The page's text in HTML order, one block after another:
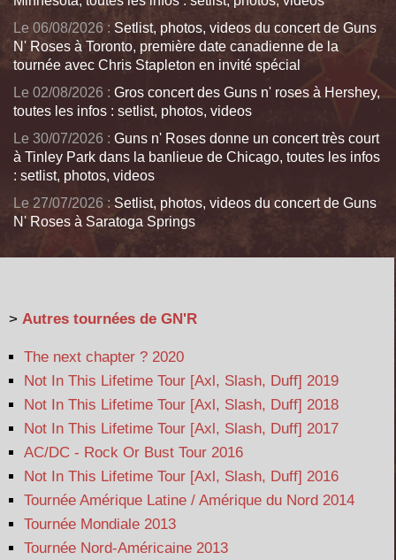
Le 06/08/2026 : Setlist, photos, videos du concert de Guns
N' Roses à Toronto, première date canadienne de la
tournée avec Chris Stapleton en invité spécial
Le 02/08/2026 : Gros concert des Guns n' roses à Hershey,
toutes les infos : setlist, photos, videos
Le 30/07/2026 : Guns n' Roses donne un concert très court
à Tinley Park dans la banlieue de Chicago, toutes les infos
: setlist, photos, videos
Le 27/07/2026 : Setlist, photos, videos du concert de Guns
N' Roses à Saratoga Springs
> Autres tournées de GN'R
The next chapter ? 2020
Not In This Lifetime Tour [Axl, Slash, Duff] 2019
Not In This Lifetime Tour [Axl, Slash, Duff] 2018
Not In This Lifetime Tour [Axl, Slash, Duff] 2017
AC/DC - Rock Or Bust Tour 2016
Not In This Lifetime Tour [Axl, Slash, Duff] 2016
Tournée Amérique Latine / Amérique du Nord 2014
Tournée Mondiale 2013
Tournée Nord-Américaine 2013